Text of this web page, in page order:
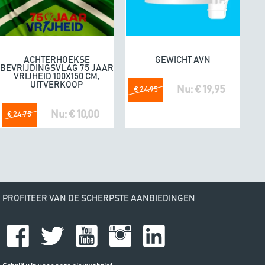
Fijne producten.
In winkelwagen
ACHTERHOEKSE
BEVRIJDINGSVLAG 75 JAAR
VRIJHEID 100X150 CM,
UITVERKOOP
€ 24,75 Nu: € 10,00
In winkelwagen
GEWICHT AVN
€ 24,95 Nu: € 19,95
PROFITEER VAN DE SCHERPSTE AANBIEDINGEN